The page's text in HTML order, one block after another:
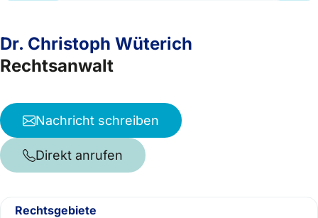
Dr. Christoph Wüterich
Rechtsanwalt
Nachricht schreiben
Direkt anrufen
Rechtsgebiete